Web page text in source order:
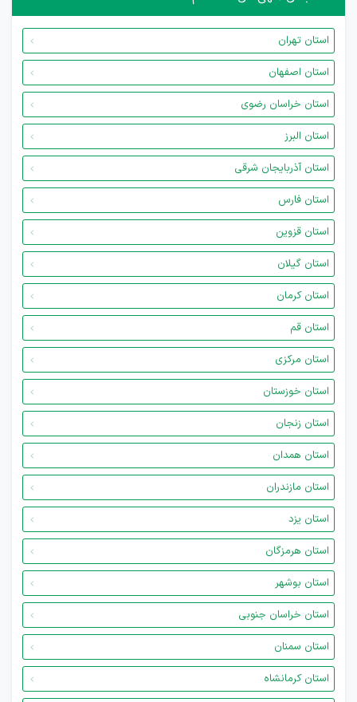
استان تهران
استان اصفهان
استان خراسان رضوی
استان البرز
استان آذربایجان شرقی
استان فارس
استان قزوین
استان گیلان
استان کرمان
استان قم
استان مرکزی
استان خوزستان
استان زنجان
استان همدان
استان مازندران
استان یزد
استان هرمزگان
استان بوشهر
استان خراسان جنوبی
استان سمنان
استان کرمانشاه